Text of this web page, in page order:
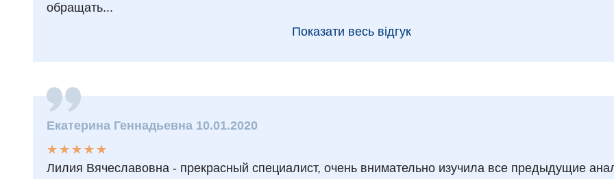
обращать...
Показати весь відгук
Екатерина Геннадьевна 10.01.2020
★
★
★
★
★
★ ★ ★ ★ ★
Лилия Вячеславовна - прекрасный специалист, очень внимательно изучила все предыдущие